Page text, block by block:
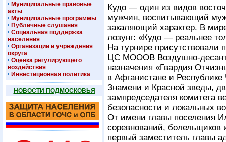
Муниципальные правовые
акты
Муниципальные программы
Публичные слушания
Социальная поддержка
населения
Организации и учреждения
округа
Оценка регулирующего
воздействия
Инвестиционная политика
НОВОСТИ ПОДМОСКОВЬЯ
Кудо — один из видов
мужчин, воспитывающий
закаляющий характер. В
лозунг: «Кудо — реальнее
На турнире присутствовали
ЦС МОООВ Воздушно-
назначения «Гвардия
в Афганистане и Республике
Знамени и Красной зведы,
зампредседателя комитета
безопасности и локальных
От имени главы поселения
соревнований, болельщиков
первый заместитель главы